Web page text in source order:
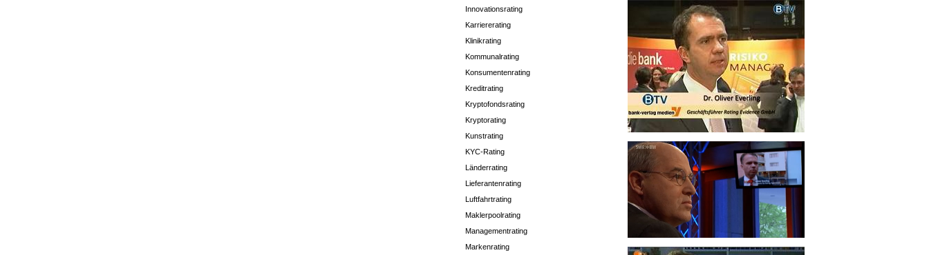
Innovationsrating
Karriererating
Klinikrating
Kommunalrating
Konsumentenrating
Kreditrating
Kryptofondsrating
Kryptorating
Kunstrating
KYC-Rating
Länderrating
Lieferantenrating
Luftfahrtrating
Maklerpoolrating
Managementrating
Markenrating